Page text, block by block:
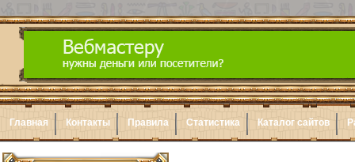
Главная Контакты Правила Статистика Каталог сайтов